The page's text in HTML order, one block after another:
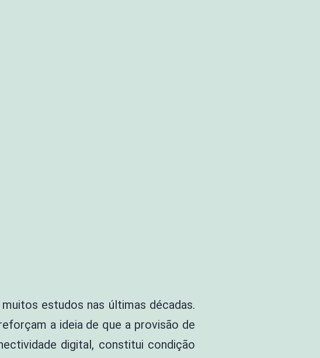
estudos nas últimas décadas.
a ideia de que a provisão de
digital, constitui condição